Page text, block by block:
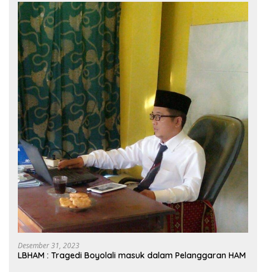
Desember 31, 2023
LBHAM : Tragedi Boyolali masuk dalam Pelanggaran HAM